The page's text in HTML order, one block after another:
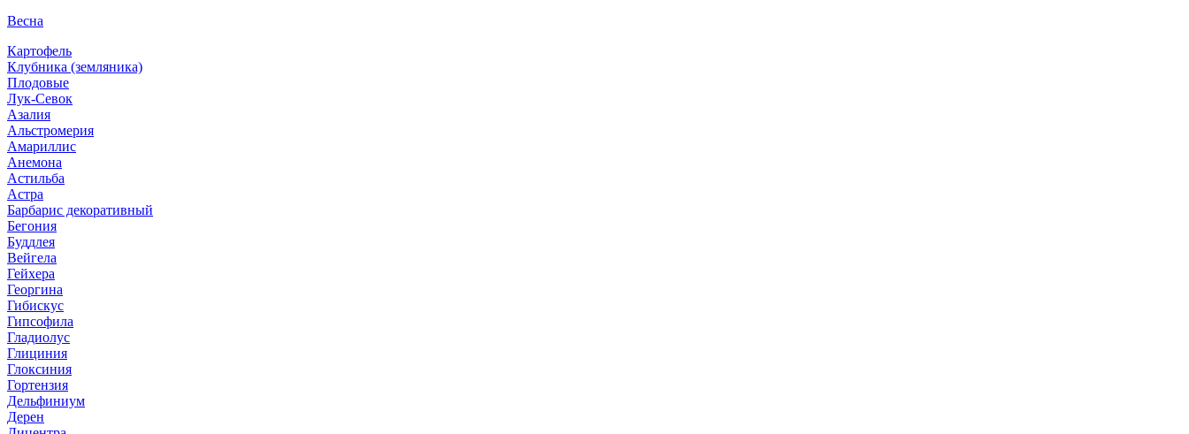
Весна
Картофель
Клубника (земляника)
Плодовые
Лук-Севок
Азалия
Альстромерия
Амариллис
Анемона
Астильба
Астра
Барбарис декоративный
Бегония
Буддлея
Вейгела
Гейхера
Георгина
Гибискус
Гипсофила
Гладиолус
Глициния
Глоксиния
Гортензия
Дельфиниум
Дерен